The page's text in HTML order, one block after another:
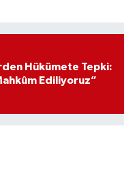
Hükümete Tepki:
Ediliyoruz”